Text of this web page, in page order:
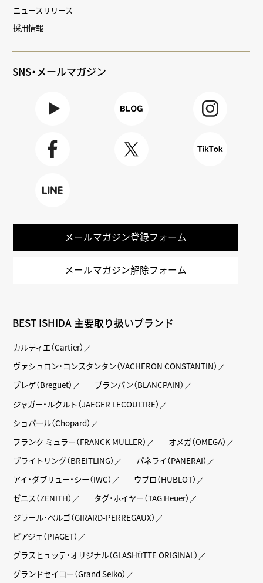
ニュースリリース
採用情報
SNS・メールマガジン
メールマガジン登録フォーム
メールマガジン解除フォーム
BEST ISHIDA 主要取り扱いブランド
カルティエ（Cartier）
ヴァシュロン・コンスタンタン（VACHERON CONSTANTIN）
ブレゲ（Breguet）
ブランパン（BLANCPAIN）
ジャガー・ルクルト（JAEGER LECOULTRE）
ショパール（Chopard）
フランク ミュラー（FRANCK MULLER）
オメガ（OMEGA）
ブライトリング（BREITLING）
パネライ（PANERAI）
アイ・ダブリュー・シー（IWC）
ウブロ（HUBLOT）
ゼニス（ZENITH）
タグ・ホイヤー（TAG Heuer）
ジラール・ペルゴ（GIRARD-PERREGAUX）
ピアジェ（PIAGET）
グラスヒュッテ・オリジナル（GLASHÜTTE ORIGINAL）
グランドセイコー（Grand Seiko）